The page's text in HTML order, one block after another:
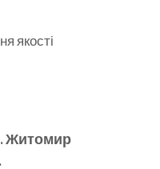
якості
Житомир